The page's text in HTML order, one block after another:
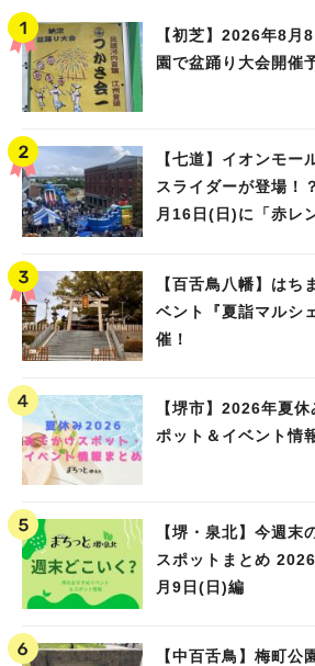
【初芝】2026年8月
園で盆踊り大会開催
【七道】イオンモー
スライダーが登場
月16日(日)に「赤レ
【百舌鳥八幡】はち
ベント『夏詣マルシ
催！
【堺市】2026年夏
ポット＆イベント情
【堺・泉北】今週末
スポットまとめ
月9日(日)編
【中百舌鳥】梅町公